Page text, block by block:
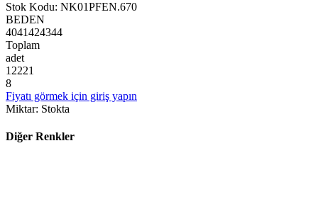
Stok Kodu: NK01PFEN.670
BEDEN
4041424344
Toplam
adet
1 2221
8
Fiyatı görmek için giriş yapın
Miktar: Stokta
Diğer Renkler